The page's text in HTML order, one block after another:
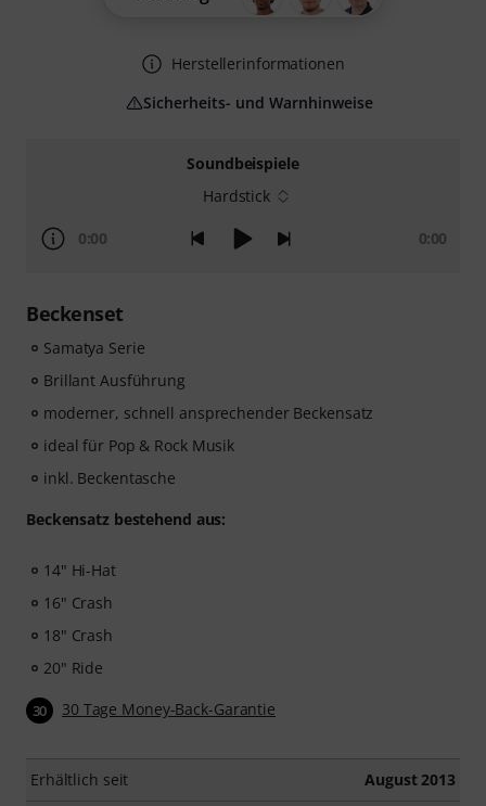
Soundbeispiele
Hardstick
0:00 0:00
Beckenset
Samatya Serie
Brillant Ausführung
moderner, schnell ansprechender Beckensatz
ideal für Pop & Rock Musik
inkl. Beckentasche
Beckensatz bestehend aus:
14" Hi-Hat
16" Crash
18" Crash
20" Ride
30 30 Tage Money-Back-Garantie
Erhältlich seit August 2013
Herstellerinformationen
Sicherheits- und Warnhinweise